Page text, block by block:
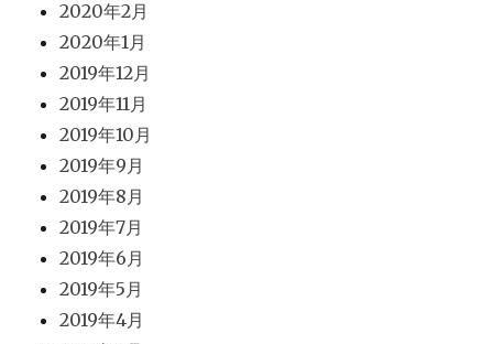
2020年2月
2020年1月
2019年12月
2019年11月
2019年10月
2019年9月
2019年8月
2019年7月
2019年6月
2019年5月
2019年4月